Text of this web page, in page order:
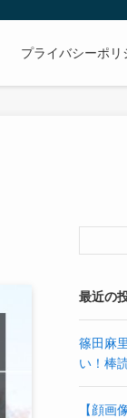
プライバシーポリ
最近の
篠田麻
い！棒
【顔画